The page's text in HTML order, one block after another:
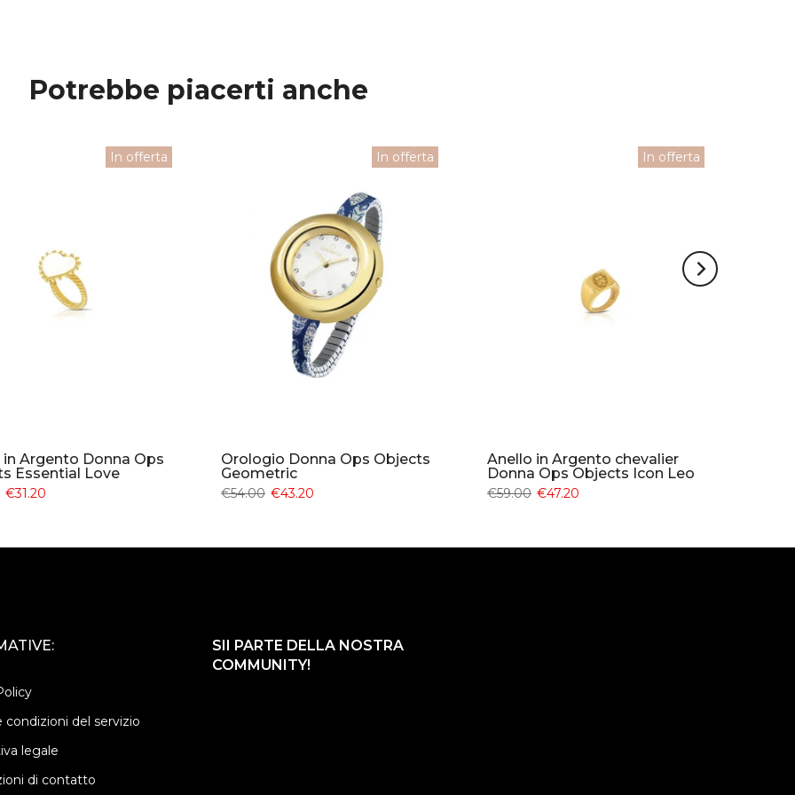
Potrebbe piacerti anche
In offerta
in Argento Donna Ops
Essential Love
€31.20
In offerta
Orologio Donna Ops Objects
Geometric
€54.00 €43.20
In offerta
Anello in Argento chevalier
Donna Ops Objects Icon Leo
€59.00 €47.20
condizioni del servizio
legale
di contatto
SII PARTE DELLA NOSTRA
COMMUNITY!